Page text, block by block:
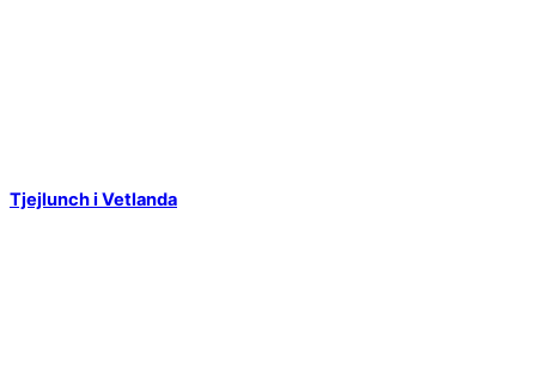
Tjejlunch i Vetlanda